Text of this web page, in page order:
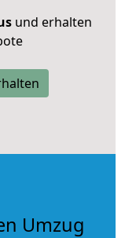
und erhalten
Umzug